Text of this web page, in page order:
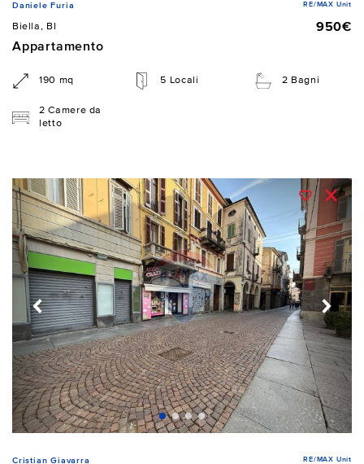
Daniele Furia RE/MAX Unit
Biella, BI
950€
Appartamento
190 mq 5 Locali 2 Bagni
2 Camere da
letto
Cristian Giavarra RE/MAX Unit